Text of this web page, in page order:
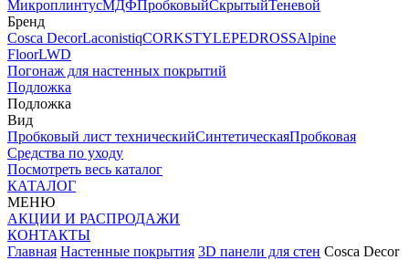
МикроплинтусМДФПробковыйСкрытыйТеневой
Бренд
Cosca DecorLaconistiqCORKSTYLEPEDROSSAlpine
FloorLWD
Погонаж для настенных покрытий
Подложка
Подложка
Вид
Пробковый лист техническийСинтетическаяПробковая
Средства по уходу
Посмотреть весь каталог
КАТАЛОГ
МЕНЮ
АКЦИИ И РАСПРОДАЖИ
КОНТАКТЫ
Главная Настенные покрытия 3D панели для стен Cosca Decor